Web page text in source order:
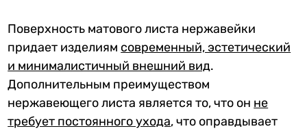
Поверхность матового листа нержавейки
придает изделиям современный, эстетический
и минималистичный внешний вид.
Дополнительным преимуществом
нержавеющего листа является то, что он не
требует постоянного ухода, что оправдывает